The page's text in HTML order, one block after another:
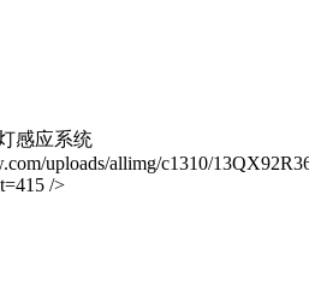
感应系统
uploads/allimg/c1310/
/>